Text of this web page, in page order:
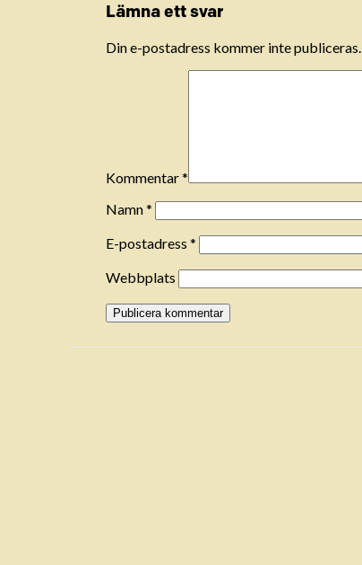
Lämna ett svar
Din e-postadress kommer inte publiceras.
Kommentar*
Namn*
E-postadress *
Webbplats